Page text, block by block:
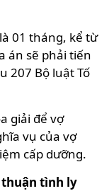
01 tháng, kể từ
án sẽ phải tiến
207 Bộ luật Tố
giải để vợ
vụ của vợ
cấp dưỡng.
thuận tình ly